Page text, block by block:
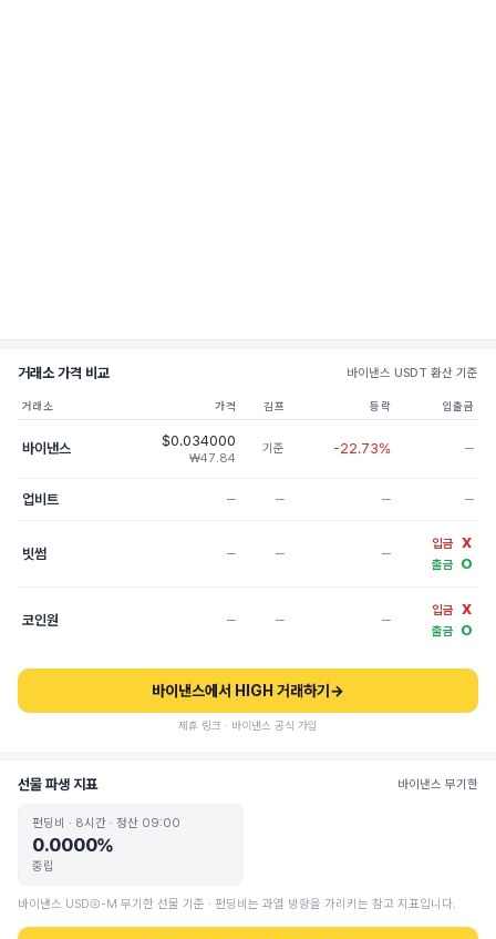
거래소 가격 비교 바이낸스 USDT 환산 기준
거래소 가격 김프 등락 입출금
바이낸스 $0.034000
₩47.84
기준 -22.73% ─
업비트 ─ ─ ─ ─
빗썸 ─ ─ ─
입금 X
출금 O
코인원 ─ ─ ─
입금 X
출금 O
바이낸스에서 HIGH 거래하기 →
제휴 링크 · 바이낸스 공식 가입
선물 파생 지표 바이낸스 무기한
펀딩비 · 8시간 · 정산 09:00
0.0000%
중립
바이낸스 USDⓈ-M 무기한 선물 기준 · 펀딩비는 과열 방향을 가리키는 참고 지표입니다.